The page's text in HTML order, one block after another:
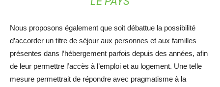
Nous proposons également que soit débattue la possibilité
d’accorder un titre de séjour aux personnes et aux familles
présentes dans l’hébergement parfois depuis des années, afin
de leur permettre l’accès à l’emploi et au logement. Une telle
mesure permettrait de répondre avec pragmatisme à la